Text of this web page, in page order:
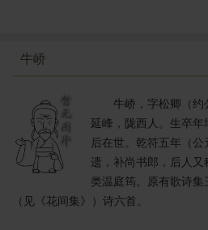
牛峤
牛峤，字松卿（
延峰，陇西人。生卒
后在世。乾符五年（
遗，补尚书郎，后人又
类温庭筠。原有歌诗集
（见《花间集》）诗六首。